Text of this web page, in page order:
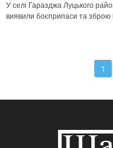
У селі Гаразджа Луцького
виявили боєприпаси та зброю
1